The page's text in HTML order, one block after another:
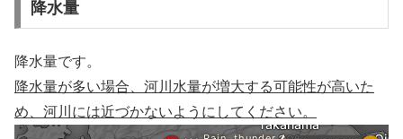
降水量
降水量です。
降水量が多い場合、河川水量が増大する可能性が高いた
め、河川には近づかないようにしてください。